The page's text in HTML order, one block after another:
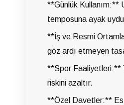
**Günlük Kullanım:**
temposuna ayak
**İş ve Resmi
göz ardı etmeyen
**Spor Faaliyetleri:**
riskini azaltır.
**Özel Davetler:**